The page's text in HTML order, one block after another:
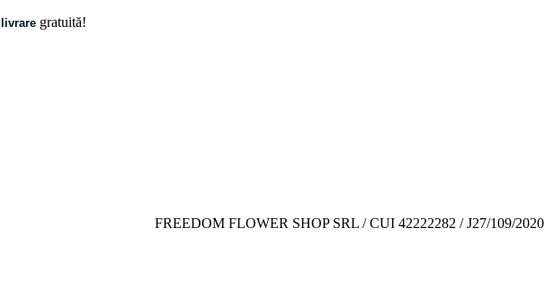
livrare gratuită!
FREEDOM FLOWER SHOP SRL / CUI 42222282 / J27/109/2020